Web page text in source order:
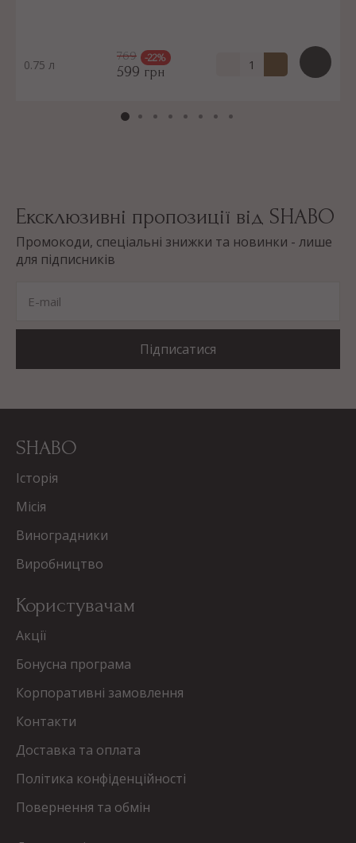
0.75 л
769 -22%
599 грн
Ексклюзивні пропозиції від SHABO
Промокоди, спеціальні знижки та новинки - лише
для підписників
E-mail
Підписатися
SHABO
Історія
Місія
Виноградники
Виробництво
Користувачам
Акції
Бонусна програма
Корпоративні замовлення
Контакти
Доставка та оплата
Політика конфіденційності
Повернення та обмін